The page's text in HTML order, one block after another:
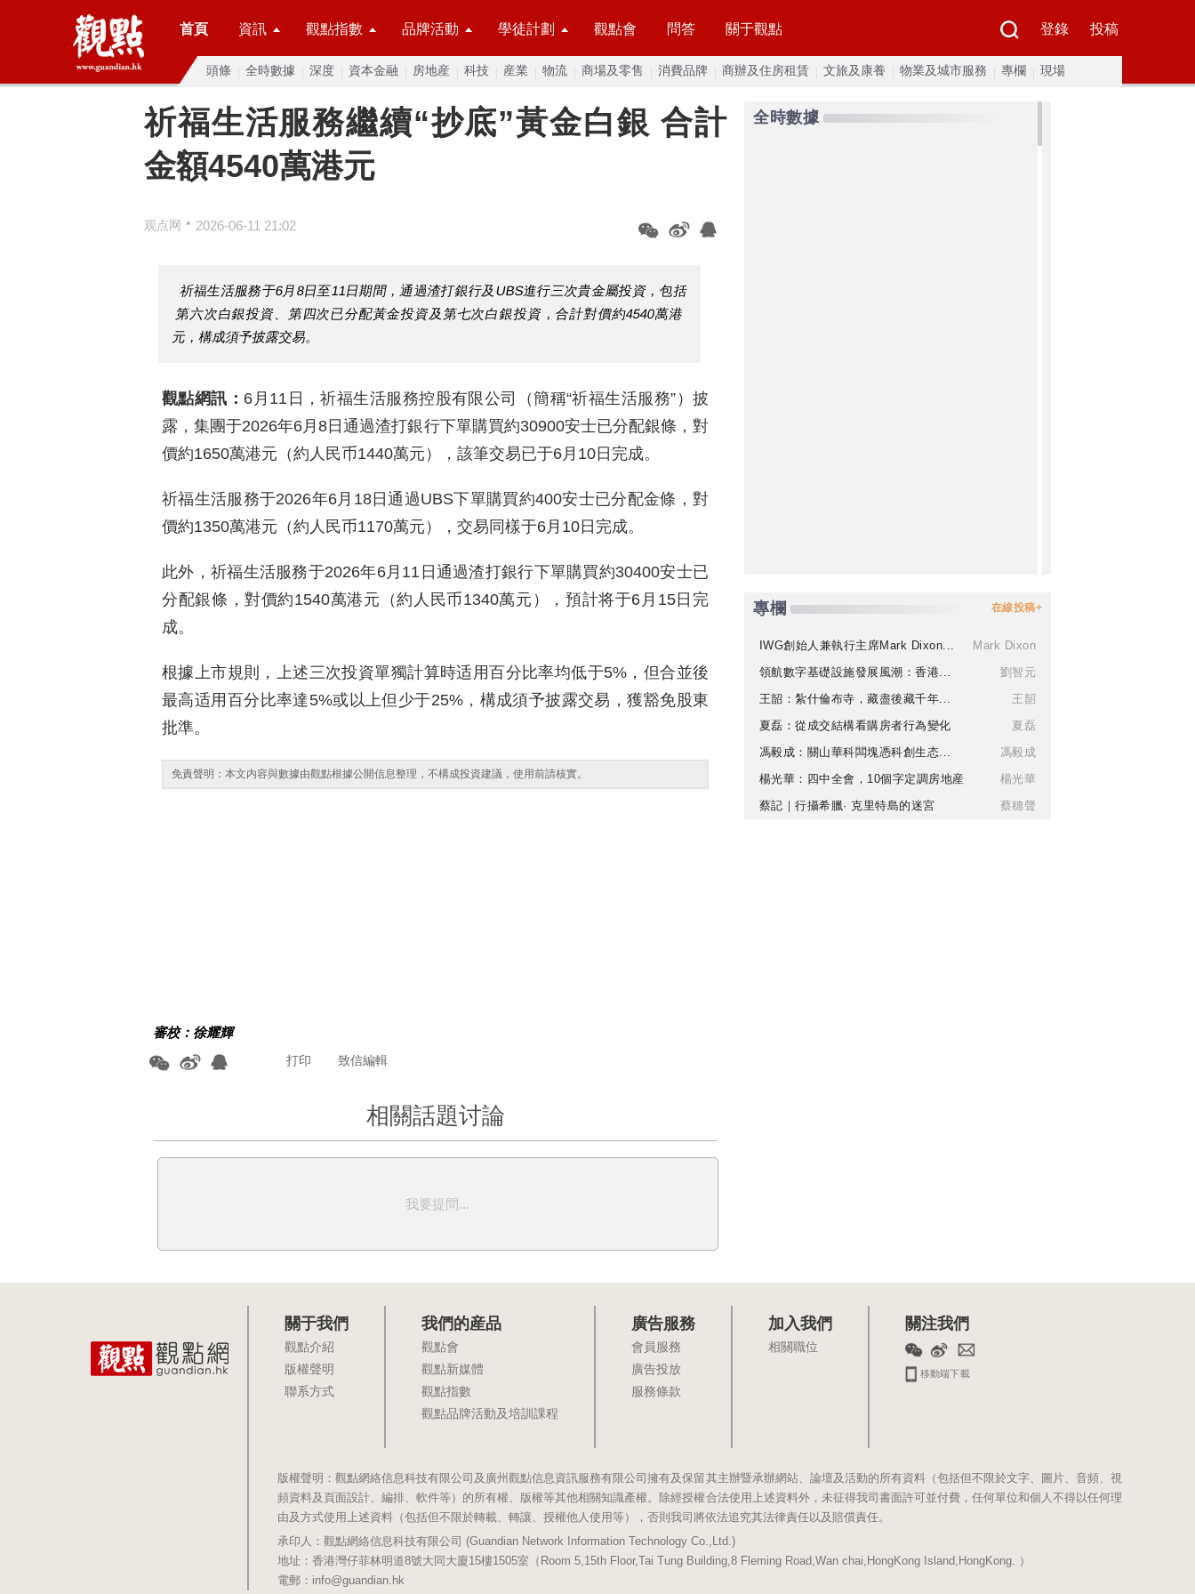
首頁 資訊 觀點指數 品牌活動 學徒計劃 觀點會 問答 關于觀點 登錄 投稿
頭條 全時數據 深度 資本金融 房地産 科技 産業 物流 商場及零售 消費品牌 商辦及住房租賃 文旅及康養 物業及城市服務 專欄 現場
祈福生活服務繼續“抄底”黃金白銀 合計
金額4540萬港元
观点网 • 2026-06-11 21:02
祈福生活服務于6月8日至11日期間，通過渣打銀行及UBS進行三次貴金屬投資，包括
第六次白銀投資、第四次已分配黃金投資及第七次白銀投資，合計對價約4540萬港
元，構成須予披露交易。
觀點網訊： 6月11日，祈福生活服務控股有限公司（簡稱“祈福生活服務”）披
露，集團于2026年6月8日通過渣打銀行下單購買約30900安士已分配銀條，對
價約1650萬港元（約人民币1440萬元），該筆交易已于6月10日完成。
祈福生活服務于2026年6月18日通過UBS下單購買約400安士已分配金條，對
價約1350萬港元（約人民币1170萬元），交易同樣于6月10日完成。
此外，祈福生活服務于2026年6月11日通過渣打銀行下單購買約30400安士已
分配銀條，對價約1540萬港元（約人民币1340萬元），預計将于6月15日完
成。
根據上市規則，上述三次投資單獨計算時适用百分比率均低于5%，但合並後
最高适用百分比率達5%或以上但少于25%，構成須予披露交易，獲豁免股東
批準。
免責聲明：本文内容與數據由觀點根據公開信息整理，不構成投資建議，使用前請核實。
審校：徐耀輝
致信編輯
打印
相關話題讨論
我要提問...
全時數據
專欄 在線投稿+
IWG創始人兼執行主席Mark Dixon...
Mark Dixon
領航數字基礎設施發展風潮：香港...
劉智元
王韶：紮什倫布寺，藏盡後藏千年...
王韶
夏磊：從成交結構看購房者行為變化
夏磊
馮毅成：關山華科闆塊憑科創生态...
馮毅成
楊光華：四中全會，10個字定調房地産
楊光華
蔡記｜行攝希臘· 克里特島的迷宮
蔡穗聲
關于我們
觀點介紹
版權聲明
聯系方式
我們的産品
觀點會
觀點新媒體
觀點指數
觀點品牌活動及培訓課程
廣告服務
會員服務
廣告投放
服務條款
加入我們
相關職位
關注我們
移動端下載
版權聲明：觀點網絡信息科技有限公司及廣州觀點信息資訊服務有限公司擁有及保留其主辦暨承辦網站、論壇及活動的所有資料（包括但不限於文字、圖片、音頻、視
頻資料及頁面設計、編排、軟件等）的所有權、版權等其他相關知識產權。除經授權合法使用上述資料外，未征得我司書面許可並付費，任何單位和個人不得以任何理
由及方式使用上述資料（包括但不限於轉載、轉讓、授權他人使用等），否則我司將依法追究其法律責任以及賠償責任。
承印人：觀點網絡信息科技有限公司 (Guandian Network Information Technology Co.,Ltd.)
地址：香港灣仔菲林明道8號大同大廈15樓1505室（Room 5,15th Floor,Tai Tung Building,8 Fleming Road,Wan chai,HongKong Island,HongKong. ）
電郵：info@guandian.hk